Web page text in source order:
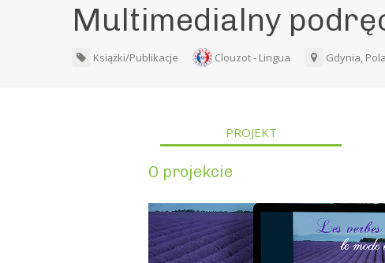
Multimedialny
Książki/Publikacje Clouzot - Lingua Gdynia,
PROJEKT
O projekcie